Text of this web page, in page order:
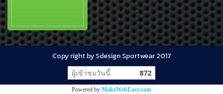
Copy right by Sdesign Sportwear 2017
ผู้เข้าชมวันนี้ 872
Powered by MakeWebEasy.com